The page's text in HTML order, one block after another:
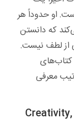
او حدوداً هر
که دانستن
از لطف نیست.
کتاب‌های
معرفی